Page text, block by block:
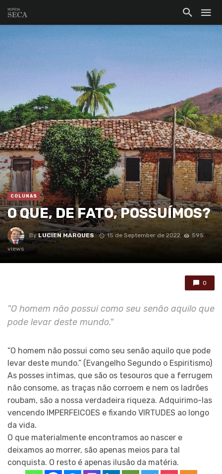
COLUNAS
O QUE, DE FATO, POSSUÍMOS?
ByLUCIEN MARQUES 15 de September de 2022
595
views
0
"O homem não possui como seu senão aquilo que
pode levar deste mundo."
“O homem não possui como seu senão aquilo que pode
levar deste mundo.” (Evangelho Segundo o Espiritismo)
As posses intimas, que são os tesouros que a ferrugem
não consome, as traças não corroem e nem os ladrões
roubam, são a nossa verdadeira riqueza. Adquirimo-las
vencendo IMPERFEICOES e fixando VIRTUDES ao longo
da vida.
O que materialmente encontramos ao nascer e
deixamos ao morrer, são apenas meios para tal
conquista. O resto é apenas ilusão da matéria.